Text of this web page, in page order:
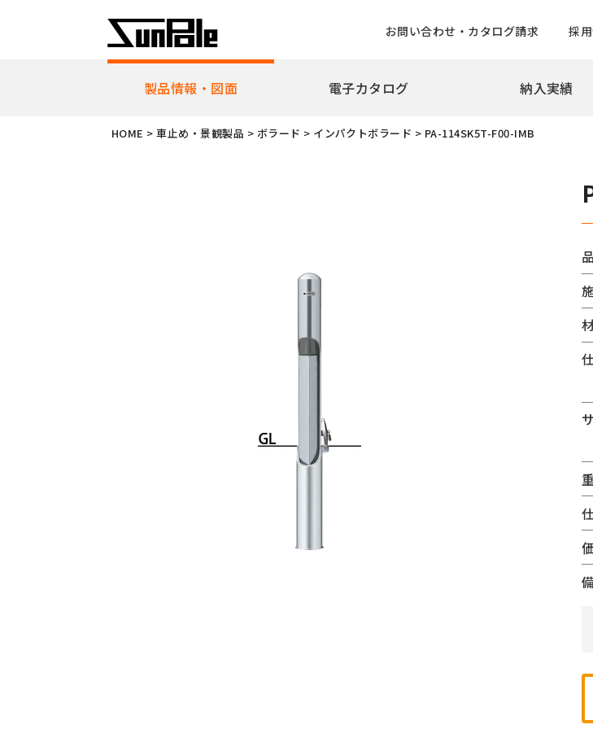
お問い合わせ・カタログ請求 採
製品情報・図面
新製品・ピックアップ製品
車止め・景観製品
電子カタログ 納入実績
HOME >車止め・景観製品 > ボラード > インパクトボラード > PA-114SK5T-F00-IMB